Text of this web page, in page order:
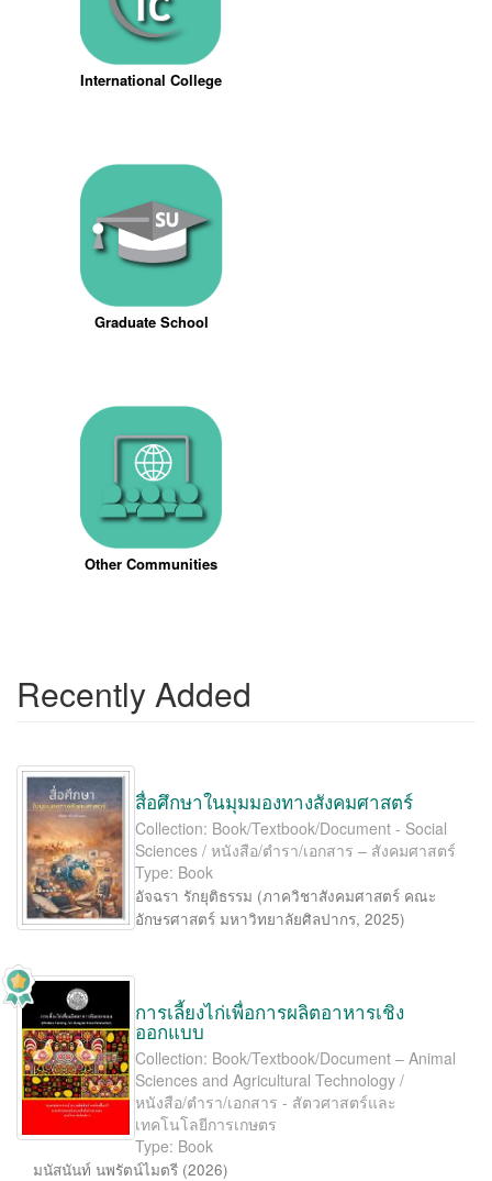
International College
Graduate School
Other Communities
Recently Added
สื่อศึกษาในมุมมองทางสังคมศาสตร์
Collection: Book/Textbook/Document - Social
Sciences / หนังสือ/ตำรา/เอกสาร – สังคมศาสตร์
Type: Book
อัจฉรา รักยุติธรรม (ภาควิชาสังคมศาสตร์ คณะ
อักษรศาสตร์ มหาวิทยาลัยศิลปากร, 2025)
การเลี้ยงไก่เพื่อการผลิตอาหารเชิง
ออกแบบ
Collection: Book/Textbook/Document – Animal
Sciences and Agricultural Technology /
หนังสือ/ตำรา/เอกสาร - สัตวศาสตร์และ
เทคโนโลยีการเกษตร
Type: Book
มนัสนันท์ นพรัตน์ไมตรี (2026)